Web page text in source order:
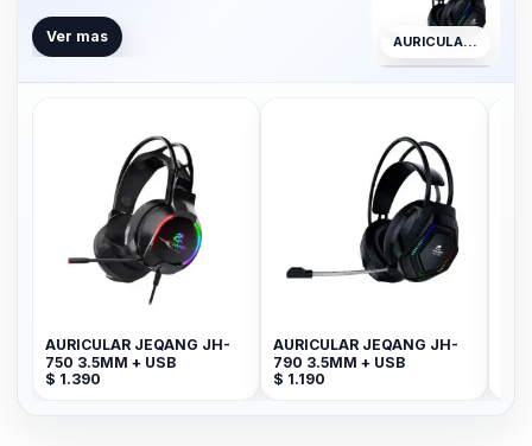
Ver mas AURICULAR JEQANG
AURICULAR JEQANG JH-
750 3.5MM + USB
$ 1.390
AURICULAR JEQANG JH-
790 3.5MM + USB
$ 1.190